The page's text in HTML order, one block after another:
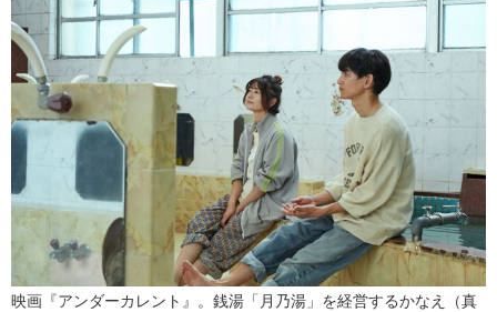
映画『アンダーカレント』。銭湯「月乃湯」を経営するかなえ（真